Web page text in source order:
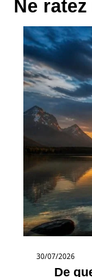
Ne
30/07/2026
De